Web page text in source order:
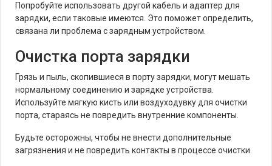
Попробуйте использовать другой кабель и адаптер для
зарядки, если таковые имеются. Это поможет определить,
связана ли проблема с зарядным устройством.
Очистка порта зарядки
Грязь и пыль, скопившиеся в порту зарядки, могут мешать
нормальному соединению и зарядке устройства.
Используйте мягкую кисть или воздуходувку для очистки
порта, стараясь не повредить внутренние компоненты.
Будьте осторожны, чтобы не внести дополнительные
загрязнения и не повредить контакты в процессе очистки.